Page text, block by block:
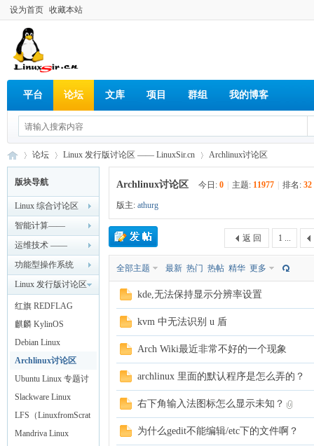
设为首页 收藏本站
平台 论坛 文库 项目 群组 我的博客
Lin»
论坛
›
Linux 发行版讨论区 —— LinuxSir.cn Archlinux讨论区
版块导航
Linux 综合讨论区
—— LinuxSir.cn
智能计算——
LinuxSir.cn
运维技术 ——
LinuxSir.cn
功能型操作系统
—— LinuxSir.cn
Linux 发行版讨论区
—— LinuxSir.cn
红旗 REDFLAG
Linux
麒麟 KylinOS
Debian Linux
Archlinux讨论区
Ubuntu Linux 专题讨
论
Slackware Linux
LFS（LinuxfromScrat
ch）
Mandriva Linux
Archlinux讨论区 今日: 0 主题: 11977 排名: 32
版主: athurg
1 ...
返 回
全部主题 最新 热门 热帖 精华 更多
kde,无法保持显示分辨率设置
kvm 中无法识别 u 盾
Arch Wiki最近非常不好的一个现象
archlinux 里面的默认程序是怎么弄的？
右下角输入法图标怎么显示未知？
为什么gedit不能编辑/etc下的文件啊？